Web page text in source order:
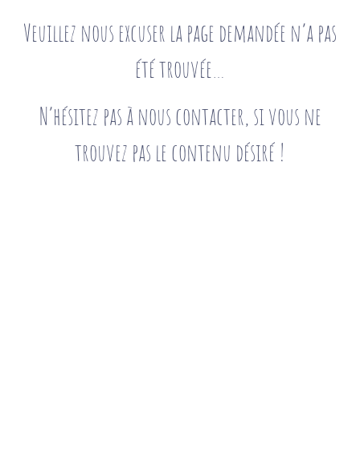
Veuillez nous excuser la page demandée n’a pas
été trouvée…
N’hésitez pas à nous contacter, si vous ne
trouvez pas le contenu désiré !